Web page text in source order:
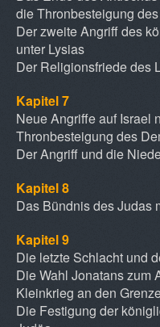
die Thronbesteigung
Der zweite Angriff des
unter Lysias
Der Religionsfriede des
Kapitel 7
Neue Angriffe auf Israel
Thronbesteigung des
Der Angriff und die
Kapitel 8
Das Bündnis des Judas
Kapitel 9
Die letzte Schlacht und
Die Wahl Jonatans zum
Kleinkrieg an den
Die Festigung der